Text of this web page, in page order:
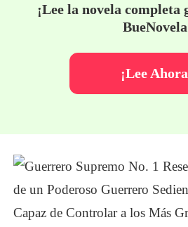
¡Lee la novela completa
¡Lee